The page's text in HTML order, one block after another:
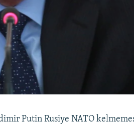
Putin Rusiye NATO